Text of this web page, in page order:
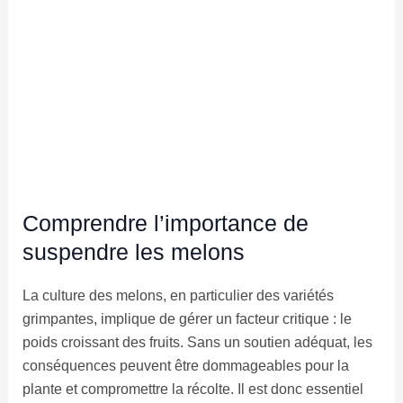
Comprendre l’importance de
suspendre les melons
La culture des melons, en particulier des variétés
grimpantes, implique de gérer un facteur critique : le
poids croissant des fruits. Sans un soutien adéquat, les
conséquences peuvent être dommageables pour la
plante et compromettre la récolte. Il est donc essentiel